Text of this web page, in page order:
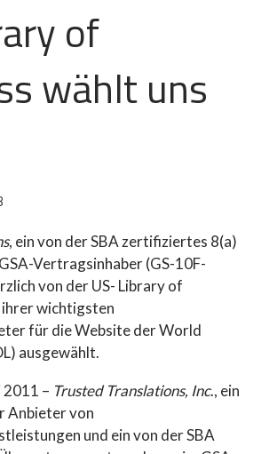
of
wählt uns
, ein von der SBA zertifiziertes 8(a)
Vertragsinhaber (GS-10F-
von der US- Library of
ihrer wichtigsten
für die Website der World
ausgewählt.
2011 – Trusted Translations, Inc., ein
Anbieter von
und ein von der SBA